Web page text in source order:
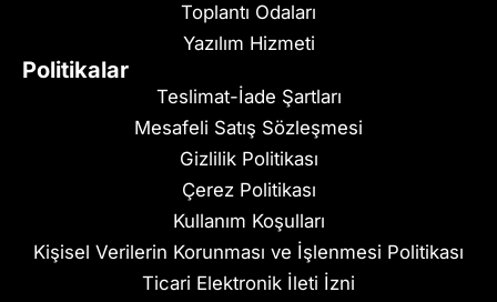
Toplantı Odaları
Yazılım Hizmeti
Politikalar
Teslimat-İade Şartları
Mesafeli Satış Sözleşmesi
Gizlilik Politikası
Çerez Politikası
Kullanım Koşulları
Kişisel Verilerin Korunması ve İşlenmesi Politikası
Ticari Elektronik İleti İzni